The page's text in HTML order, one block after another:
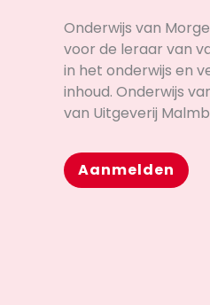
Onderwijs van
voor de leraar van
in het onderwijs en
inhoud. Onderwijs
van Uitgeverij
Aanmelden